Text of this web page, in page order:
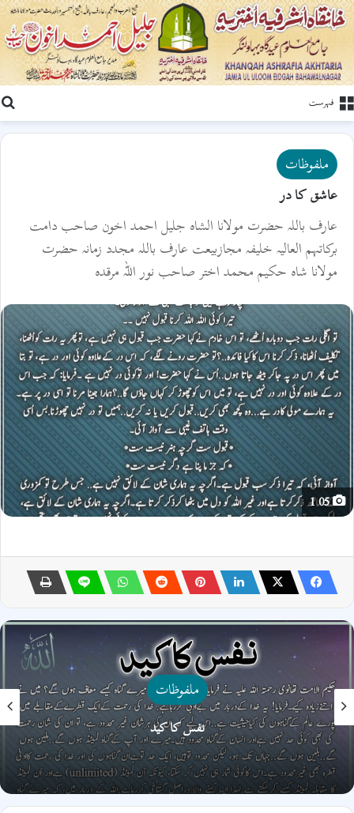
فہرست
ملفوظات
عاشق کا در
عارف باللہ حضرت مولانا الشاہ جلیل احمد اخون صاحب دامت
برکاتہم العالیہ خلیفہ مجازبیعت عارف باللہ مجدد زمانہ حضرت
مولانا شاہ حکیم محمد اختر صاحب نور اللہ مرقدہ
05 1
ملفوظات
نفس کا کید